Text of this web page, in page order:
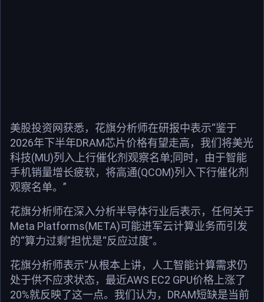
美股投资网获悉，花旗分析师在研报中表示“鉴于
2026年下半年DRAM芯片价格有望走高，我们将美光
科技(MU)列入上行催化剂观察名单;同时，由于智能
手机销量增长疲软，将高通(QCOM)列入下行催化剂
观察名单。”
花旗分析师在深入分析半导体行业后表示，任何关于
Meta Platforms(META)可能进军云计算业务而引发
的“算力过剩”担忧是“反应过度”。
花旗分析师表示“从根本上讲，人工智能计算需求仍
处于供不应求状态，最近AWS EC2 GPU价格上涨了
20%就反映了这一点。我们认为，DRAM短缺是当前